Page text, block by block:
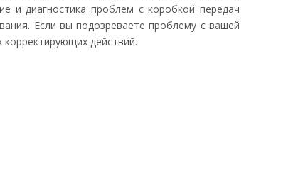
и диагностика проблем с коробкой передач
Если вы подозреваете проблему с вашей
действий.